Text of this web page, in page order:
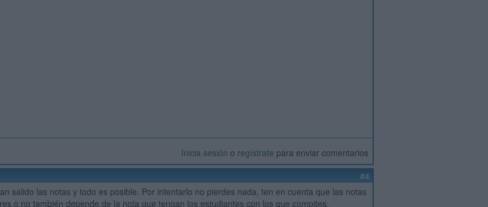
Inicia sesión o regístrate para enviar comentarios
#4
salido las notas y todo es posible. Por intentarlo no pierdes nada, ten en cuenta que las notas
o no también depende de la nota que tengan los estudiantes con los que compites.